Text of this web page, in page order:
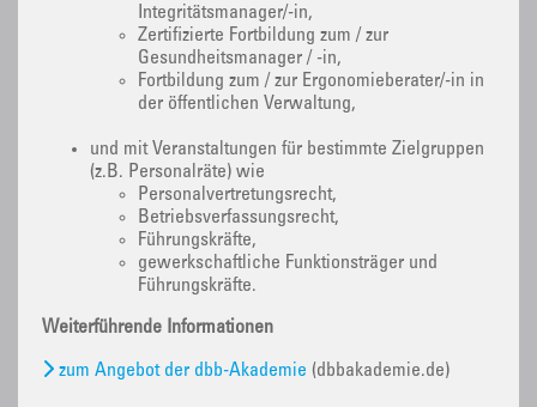
Integritätsmanager/-in,
Zertifizierte Fortbildung zum / zur
Gesundheitsmanager / -in,
Fortbildung zum / zur Ergonomieberater/-in in
der öffentlichen Verwaltung,
und mit Veranstaltungen für bestimmte Zielgruppen
(z.B. Personalräte) wie
Personalvertretungsrecht,
Betriebsverfassungsrecht,
Führungskräfte,
gewerkschaftliche Funktionsträger und
Führungskräfte.
Weiterführende Informationen
zum Angebot der dbb-Akademie (dbbakademie.de)